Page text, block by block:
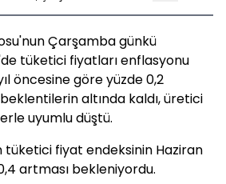
Çarşamba günkü
tüketici fiyatları enflasyonu
öncesine göre yüzde 0,2
altında kaldı, üretici
uyumlu düştü.
tüketici fiyat endeksinin Haziran
artması bekleniyordu.